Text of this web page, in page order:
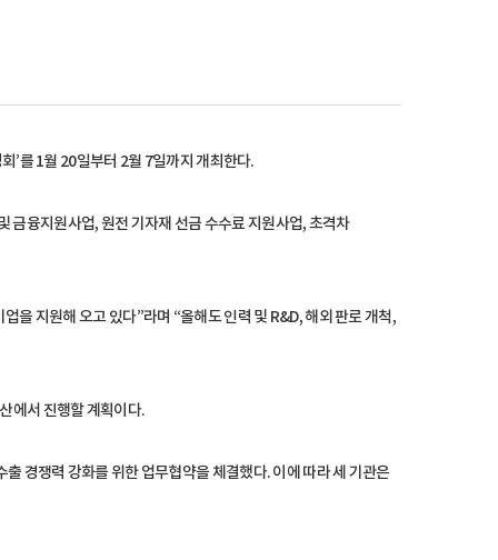
’를 1월 20일부터 2월 7일까지 개최한다.
융지원사업, 원전 기자재 선금 수수료 지원사업, 초격차
을 지원해 오고 있다”라며 “올해도 인력 및 R&D, 해외 판로 개척,
에서 진행할 계획이다.
경쟁력 강화를 위한 업무협약을 체결했다. 이에 따라 세 기관은